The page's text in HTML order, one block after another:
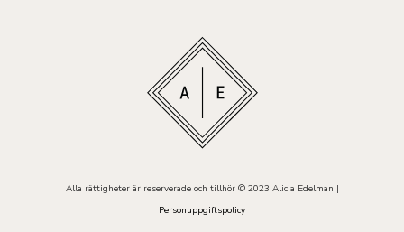
Alla rättigheter är reserverade och tillhör © 2023 Alicia Edelman |
Personuppgiftspolicy